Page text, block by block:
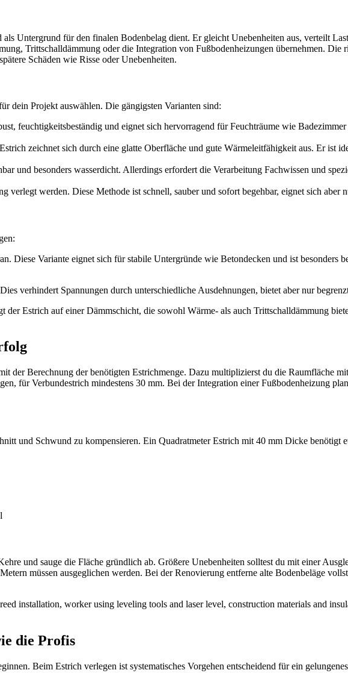
Untergrund für den finalen Bodenbelag dient. Er gleicht Unebenheiten aus, verteilt
Trittschalldämmung oder die Integration von Fußbodenheizungen übernehmen. Die
Schäden wie Risse oder Unebenheiten.
dein Projekt auswählen. Die gängigsten Varianten sind:
feuchtigkeitsbeständig und eignet sich hervorragend für Feuchträume wie
zeichnet sich durch eine glatte Oberfläche und gute Wärmeleitfähigkeit aus. Er ist
und besonders wasserdicht. Allerdings erfordert die Verarbeitung Fachwissen und
verlegt werden. Diese Methode ist schnell, sauber und sofort begehbar, eignet sich aber
Diese Variante eignet sich für stabile Untergründe wie Betondecken und ist besonders
verhindert Spannungen durch unterschiedliche Ausdehnungen, bietet aber nur
der Estrich auf einer Dämmschicht, die sowohl Wärme- als auch Trittschalldämmung
der Berechnung der benötigten Estrichmenge. Dazu multiplizierst du die Raumfläche
für Verbundestrich mindestens 30 mm. Bei der Integration einer Fußbodenheizung
und Schwund zu kompensieren. Ein Quadratmeter Estrich mit 40 mm Dicke benötigt
und sauge die Fläche gründlich ab. Größere Unebenheiten solltest du mit einer
müssen ausgeglichen werden. Bei der Renovierung entferne alte Bodenbeläge
die Profis
Beim Estrich verlegen ist systematisches Vorgehen entscheidend für ein